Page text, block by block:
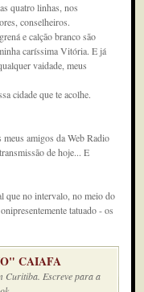
quatro linhas, nos
conselheiros.
e calção branco são
caríssima Vitória. E já
vaidade, meus
cidade que te acolhe.
meus amigos da Web Radio
de hoje... E
que no intervalo, no meio do
tatuado - os
CAIAFA
Curitiba. Escreve para a